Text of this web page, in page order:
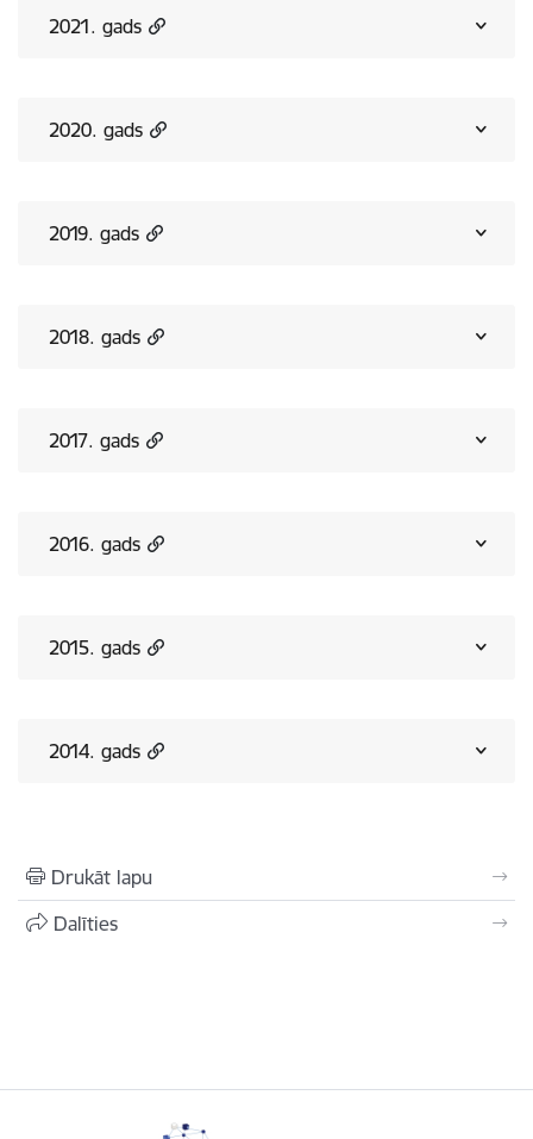
2021. gads
2020. gads
2019. gads
2018. gads
2017. gads
2016. gads
2015. gads
2014. gads
Drukāt lapu
Dalīties